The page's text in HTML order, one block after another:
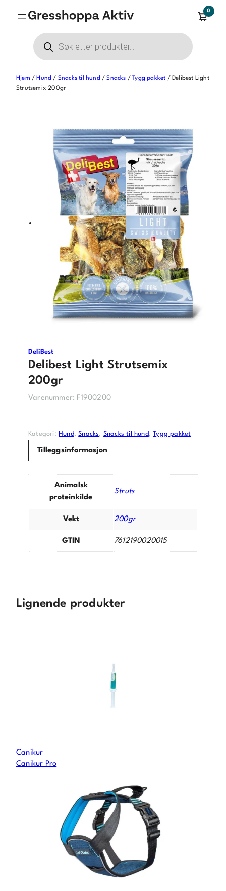
0
Products
search
Hjem /Hund / Snacks til hund/Snacks / Tygg pakket / Delibest Light
Strutsemix 200gr
DeliBest
Delibest Light Strutsemix
200gr
Varenummer: F1900200
Kategori: Hund, Snacks, Snacks til hund, Tygg pakket
Tilleggsinformasjon
Animalsk
proteinkilde
Struts
Vekt 200gr
GTIN 7612190020015
Lignende produkter
Canikur
Canikur Pro